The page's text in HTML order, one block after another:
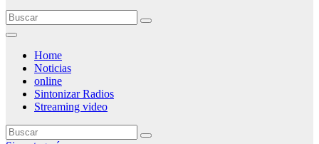
Home
Noticias
online
Sintonizar Radios
Streaming video